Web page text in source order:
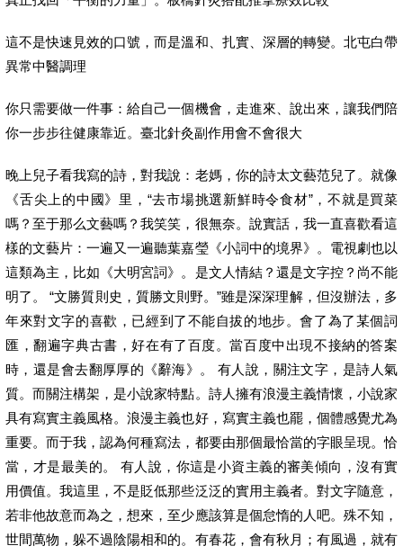
這不是快速見效的口號，而是溫和、扎實、深層的轉變。北屯白帶
異常中醫調理
你只需要做一件事：給自己一個機會，走進來、說出來，讓我們陪
你一步步往健康靠近。臺北針灸副作用會不會很大
晚上兒子看我寫的詩，對我說：老媽，你的詩太文藝范兒了。就像
《舌尖上的中國》里，“去市場挑選新鮮時令食材”，不就是買菜
嗎？至于那么文藝嗎？我笑笑，很無奈。說實話，我一直喜歡看這
樣的文藝片：一遍又一遍聽葉嘉瑩《小詞中的境界》。電視劇也以
這類為主，比如《大明宮詞》。是文人情結？還是文字控？尚不能
明了。 “文勝質則史，質勝文則野。”雖是深深理解，但沒辦法，多
年來對文字的喜歡，已經到了不能自拔的地步。會了為了某個詞
匯，翻遍字典古書，好在有了百度。當百度中出現不接納的答案
時，還是會去翻厚厚的《辭海》。 有人說，關注文字，是詩人氣
質。而關注構架，是小說家特點。詩人擁有浪漫主義情懷，小說家
具有寫實主義風格。浪漫主義也好，寫實主義也罷，個體感覺尤為
重要。而于我，認為何種寫法，都要由那個最恰當的字眼呈現。恰
當，才是最美的。 有人說，你這是小資主義的審美傾向，沒有實
用價值。我這里，不是貶低那些泛泛的實用主義者。對文字隨意，
若非他故意而為之，想來，至少應該算是個怠惰的人吧。殊不知，
世間萬物，躲不過陰陽相和的。有春花，會有秋月；有風過，就有